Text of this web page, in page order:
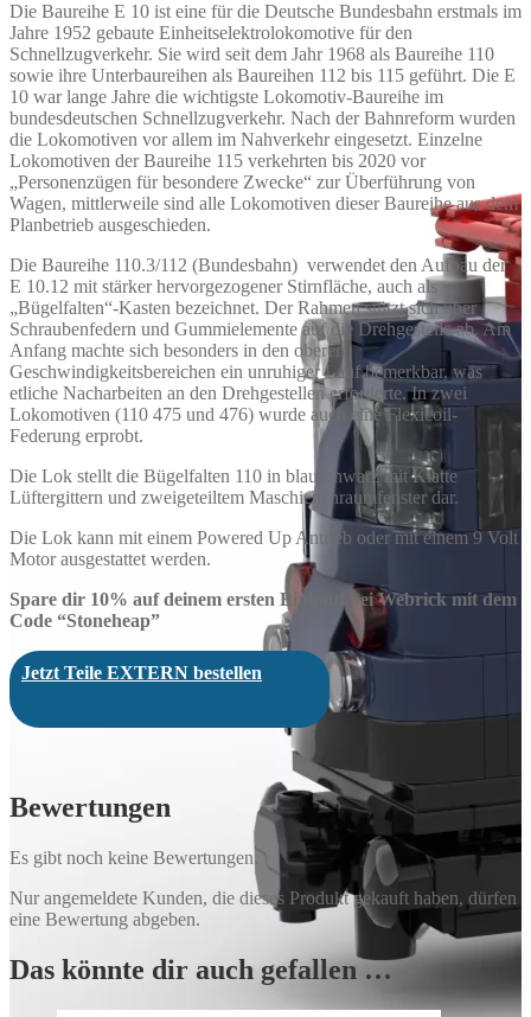
Die Baureihe E 10 ist eine für die Deutsche Bundesbahn erstmals im
Jahre 1952 gebaute Einheitselektrolokomotive für den
Schnellzugverkehr. Sie wird seit dem Jahr 1968 als Baureihe 110
sowie ihre Unterbaureihen als Baureihen 112 bis 115 geführt. Die E
10 war lange Jahre die wichtigste Lokomotiv-Baureihe im
bundesdeutschen Schnellzugverkehr. Nach der Bahnreform wurden
die Lokomotiven vor allem im Nahverkehr eingesetzt. Einzelne
Lokomotiven der Baureihe 115 verkehrten bis 2020 vor
„Personenzügen für besondere Zwecke“ zur Überführung von
Wagen, mittlerweile sind alle Lokomotiven dieser Baureihe aus dem
Planbetrieb ausgeschieden.
Die Baureihe 110.3/112 (Bundesbahn) verwendet den Aufbau der
E 10.12 mit stärker hervorgezogener Stirnfläche, auch als
„Bügelfalten“-Kasten bezeichnet. Der Rahmen stützt sich über
Schraubenfedern und Gummielemente auf die Drehgestelle ab. Am
Anfang machte sich besonders in den oberen
Geschwindigkeitsbereichen ein unruhiger Lauf bemerkbar, was
etliche Nacharbeiten an den Drehgestellen erforderte. In zwei
Lokomotiven (110 475 und 476) wurde auch eine Flexicoil-
Federung erprobt.
Die Lok stellt die Bügelfalten 110 in blauschwarz mit Klatte
Lüftergittern und zweigeteiltem Maschienenraumfenster dar.
Die Lok kann mit einem Powered Up Antrieb oder mit einem 9 Volt
Motor ausgestattet werden.
Spare dir 10% auf deinem ersten Einkauf bei Webrick mit dem
Code “Stoneheap”
Jetzt Teile EXTERN bestellen
Bewertungen
Es gibt noch keine Bewertungen.
Nur angemeldete Kunden, die dieses Produkt gekauft haben, dürfen
eine Bewertung abgeben.
Das könnte dir auch gefallen …